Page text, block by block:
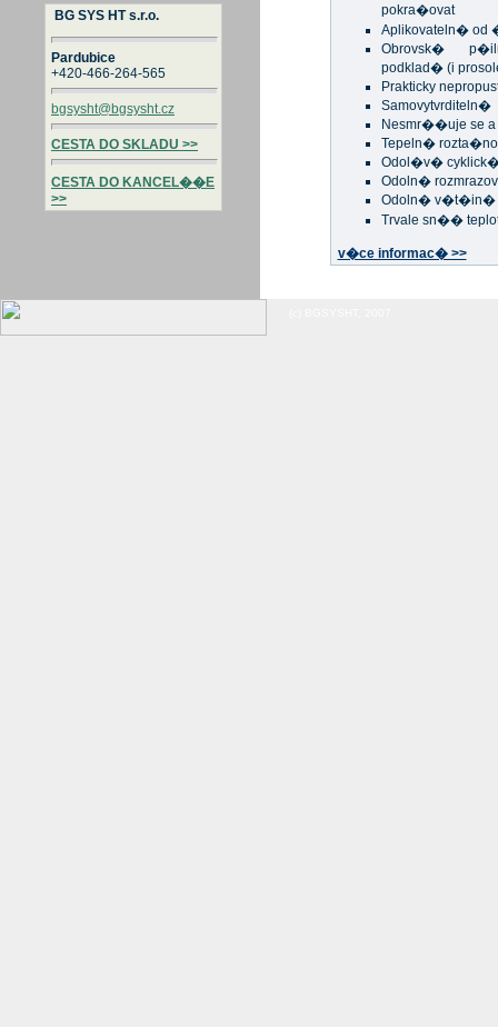
BG SYS HT s.r.o.
Pardubice
+420-466-264-565
bgsysht@bgsysht.cz
CESTA DO SKLADU >>
CESTA DO KANCEL��E
>>
pokra�ovat
Aplikovateln� od
Obrovsk�
podklad� (i
Prakticky
Samovytvrditeln�
Nesmr��uje se
Tepeln�
Odol�v�
Odoln�
Odoln� v�t�in�
Trvale sn��
v�ce informac� >>